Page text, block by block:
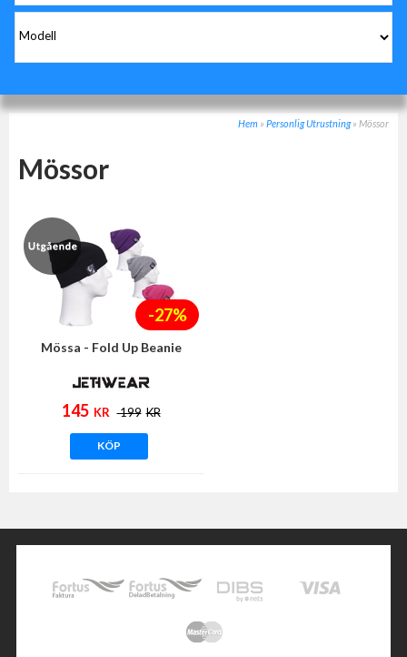
Hem » Personlig Utrustning» Mössor
Mössor
-27%
Mössa - Fold Up Beanie
145 KR 199 KR
KÖP